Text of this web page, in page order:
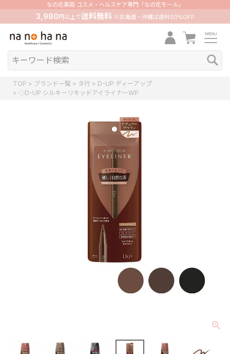
なの花薬局 コスメ・ヘルスケア専門「なの花モール」
3,980 円以上で送料無料※北海道・沖縄は送料50%OFF
TOP ブランド一覧 タ行
D-UP ディーアップ
◇D-UP シルキーリキッドアイライナーWP